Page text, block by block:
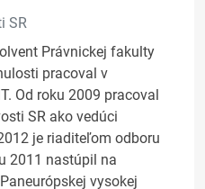
SR
Právnickej fakulty
pracoval v
Od roku 2009 pracoval
SR ako vedúci
je riaditeľom odboru
2011 nastúpil na
vysokej